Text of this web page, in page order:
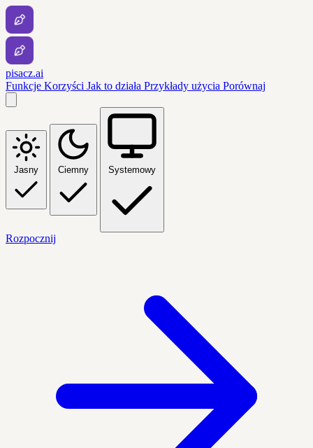
pisacz.ai
Funkcje Korzyści Jak to działa Przykłady użycia Porównaj
Jasny Ciemny Systemowy
Rozpocznij